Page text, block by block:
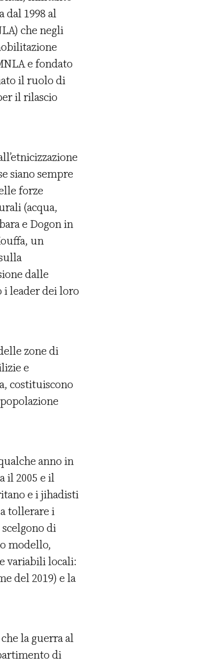
dal 1998 al
che negli
e fondato
il ruolo di
il rilascio
siano sempre
forze
(acqua,
e Dogon in
un
dalle
leader dei loro
zone di
e
costituiscono
anno in
il 2005 e il
e i jihadisti
tollerare i
di
modello,
variabili locali:
del 2019) e la
la guerra al
di